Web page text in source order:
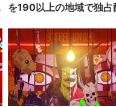
を190以上の地域で独占